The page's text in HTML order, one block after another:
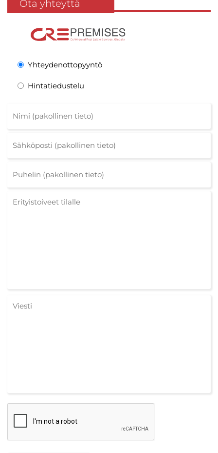
Ota yhteyttä
Yhteydenottopyyntö
Hintatiedustelu